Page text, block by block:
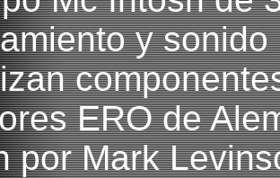
y
ERO de
por Mark